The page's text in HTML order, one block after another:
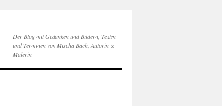
Der Blog mit Gedanken und Bildern, Texten
und Terminen von Mischa Bach, Autorin &
Malerin